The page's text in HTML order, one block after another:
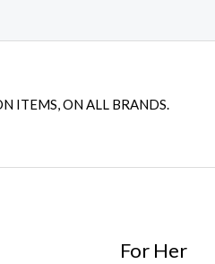
ITEMS, ON ALL BRANDS.
For Her